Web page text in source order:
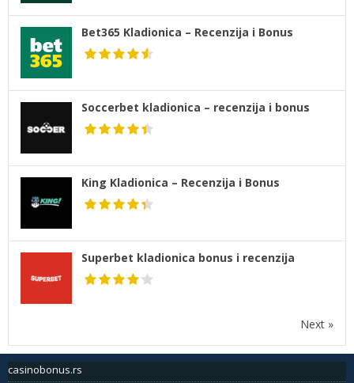
Bet365 Kladionica – Recenzija i Bonus
Soccerbet kladionica – recenzija i bonus
King Kladionica – Recenzija i Bonus
Superbet kladionica bonus i recenzija
Next »
casinobonus.rs